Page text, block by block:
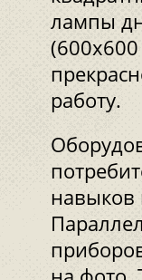
лампы
работу.
навыков